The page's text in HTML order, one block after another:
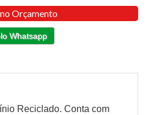
Orçamento
Whatsapp
Reciclado. Conta com